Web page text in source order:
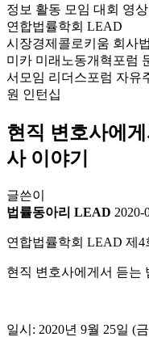
정보 활동 모임 대회 영상
연합법률학회 LEAD
시장경제콜로키움 회사
미카 미래노동개혁포럼
서모임 리더스포럼 자유
원 인턴십
현직 변호사에
사 이야기
글쓴이
법률동아리 LEAD 2020-
연합법률학회 LEAD 제4
현직 변호사에게서 듣는
일시: 2020년 9월 25일 (